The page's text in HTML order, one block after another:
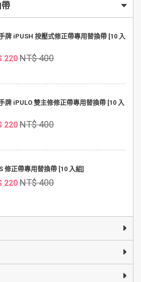
牌 iPUSH 按壓式修正帶專用替換帶 [10 入
220 NT$ 400
牌 iPULO 雙主修修正帶專用替換帶 [10 入
220 NT$ 400
修正帶專用替換帶 [10 入組]
220 NT$ 400